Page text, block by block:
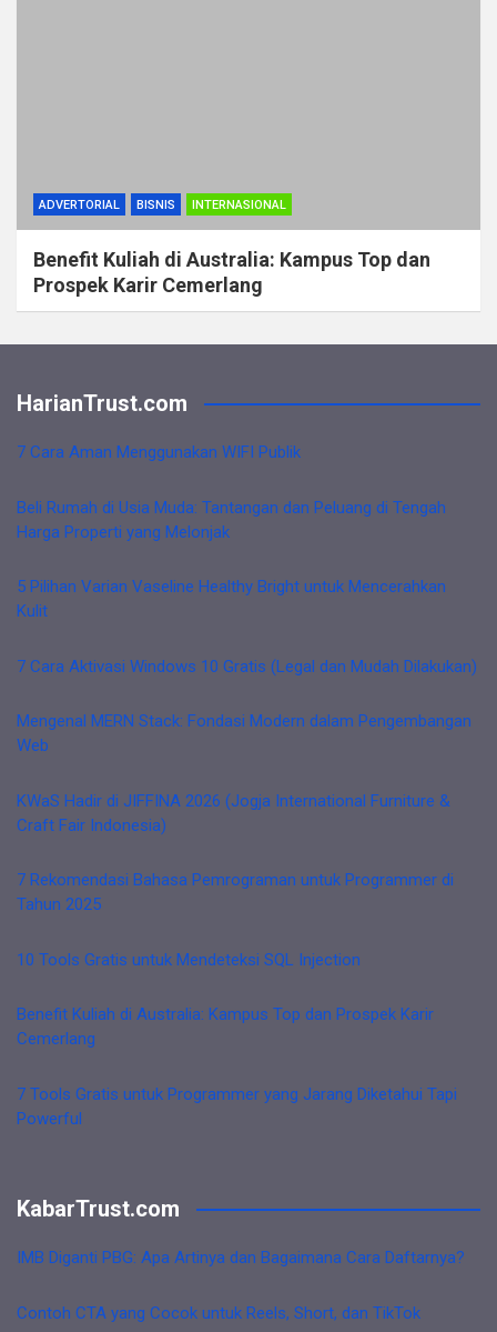
ADVERTORIAL BISNIS INTERNASIONAL
Benefit Kuliah di Australia: Kampus Top dan
Prospek Karir Cemerlang
HarianTrust.com
7 Cara Aman Menggunakan WIFI Publik
Beli Rumah di Usia Muda: Tantangan dan Peluang di Tengah
Harga Properti yang Melonjak
5 Pilihan Varian Vaseline Healthy Bright untuk Mencerahkan
Kulit
7 Cara Aktivasi Windows 10 Gratis (Legal dan Mudah Dilakukan)
Mengenal MERN Stack: Fondasi Modern dalam Pengembangan
Web
KWaS Hadir di JIFFINA 2026 (Jogja International Furniture &
Craft Fair Indonesia)
7 Rekomendasi Bahasa Pemrograman untuk Programmer di
Tahun 2025
10 Tools Gratis untuk Mendeteksi SQL Injection
Benefit Kuliah di Australia: Kampus Top dan Prospek Karir
Cemerlang
7 Tools Gratis untuk Programmer yang Jarang Diketahui Tapi
Powerful
KabarTrust.com
IMB Diganti PBG: Apa Artinya dan Bagaimana Cara Daftarnya?
Contoh CTA yang Cocok untuk Reels, Short, dan TikTok